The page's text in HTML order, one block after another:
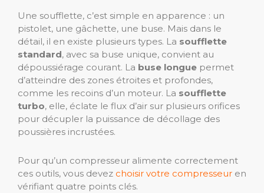
Une soufflette, c’est simple en apparence : un
pistolet, une gâchette, une buse. Mais dans le
détail, il en existe plusieurs types. La soufflette
standard, avec sa buse unique, convient au
dépoussiérage courant. La buse longue permet
d’atteindre des zones étroites et profondes,
comme les recoins d’un moteur. La soufflette
turbo, elle, éclate le flux d’air sur plusieurs orifices
pour décupler la puissance de décollage des
poussières incrustées.
Pour qu’un compresseur alimente correctement
ces outils, vous devez choisir votre compresseur en
vérifiant quatre points clés.